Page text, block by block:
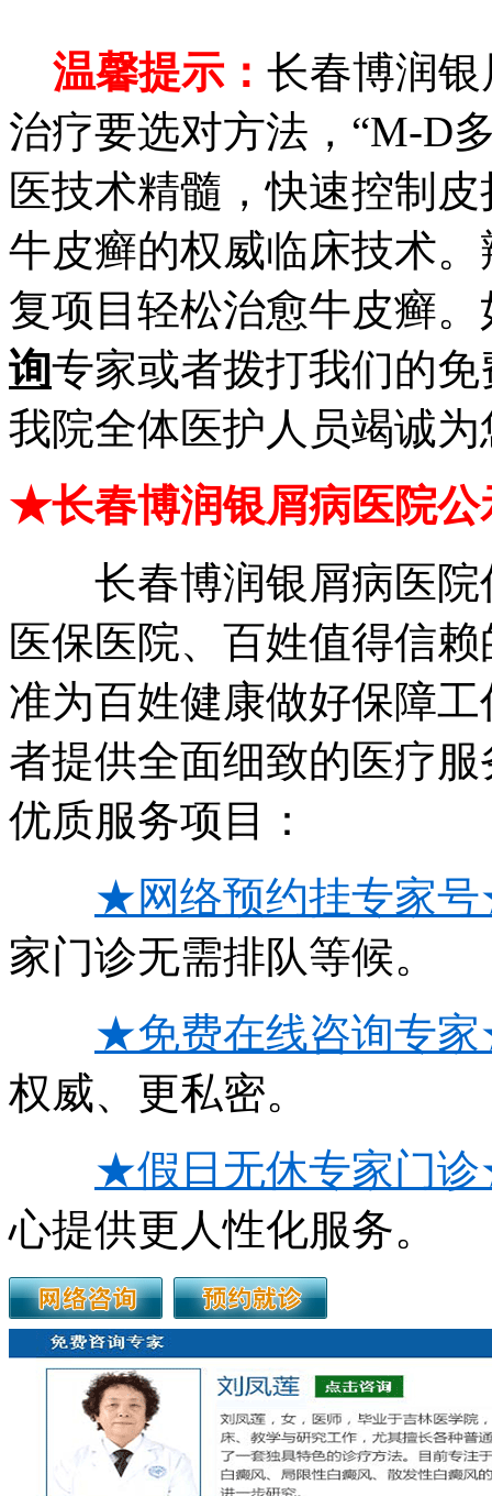
温馨提示： 长春博润
治疗要选对方法，“M-D
医技术精髓，快速控制
牛皮癣的权威临床技术
复项目轻松治愈牛皮癣
询专家或者拨打我们的
我院全体医护人员竭诚
★长春博润银屑病医院
长春博润银屑病医院
医保医院、百姓值得信
准为百姓健康做好保障
者提供全面细致的医疗
优质服务项目：
★网络预约挂专家
家门诊无需排队等候。
★免费在线咨询专
权威、更私密。
★假日无休专家门
心提供更人性化服务。